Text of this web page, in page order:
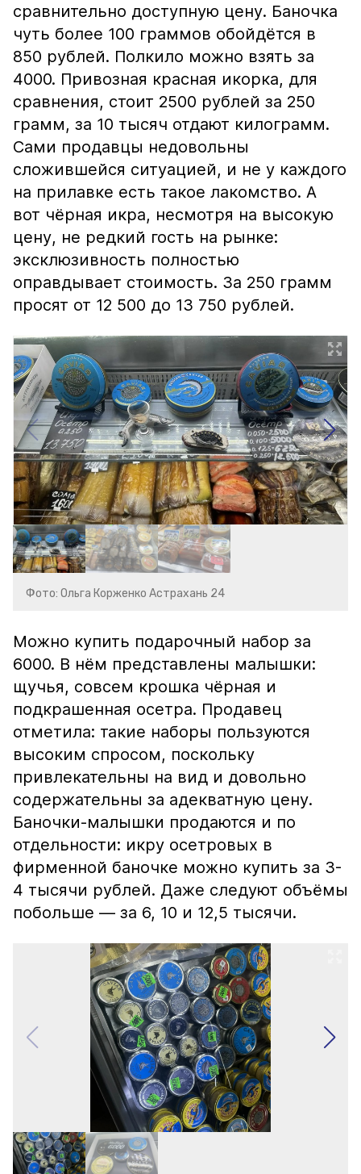
сравнительно доступную цену. Баночка
чуть более 100 граммов обойдётся в
850 рублей. Полкило можно взять за
4000. Привозная красная икорка, для
сравнения, стоит 2500 рублей за 250
грамм, за 10 тысяч отдают килограмм.
Сами продавцы недовольны
сложившейся ситуацией, и не у каждого
на прилавке есть такое лакомство. А
вот чёрная икра, несмотря на высокую
цену, не редкий гость на рынке:
эксклюзивность полностью
оправдывает стоимость. За 250 грамм
просят от 12 500 до 13 750 рублей.
Фото: Ольга Корженко Астрахань 24
Можно купить подарочный набор за
6000. В нём представлены малышки:
щучья, совсем крошка чёрная и
подкрашенная осетра. Продавец
отметила: такие наборы пользуются
высоким спросом, поскольку
привлекательны на вид и довольно
содержательны за адекватную цену.
Баночки-малышки продаются и по
отдельности: икру осетровых в
фирменной баночке можно купить за 3-
4 тысячи рублей. Даже следуют объёмы
побольше — за 6, 10 и 12,5 тысячи.